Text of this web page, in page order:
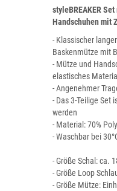
styleBREAKER
Handschuhen mit
- Klassischer
Baskenmütze mit
- Mütze und
elastisches Material
- Angenehmer
- Das 3-Teilige Set
werden
- Material: 70%
- Waschbar bei
- Größe Schal: ca.
- Größe Loop
- Größe Mütze: